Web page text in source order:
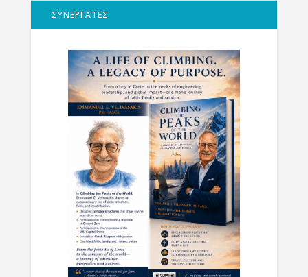
ΣΥΝΕΡΓΑΤΕΣ